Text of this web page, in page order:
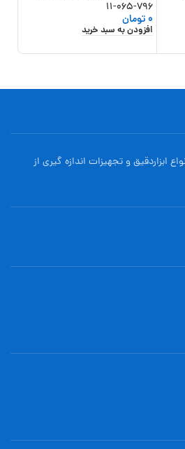
796-065-11
0تومان
افزودن به سبد خرید
ابزاردقيق و تجهيزات اندازه گیری از